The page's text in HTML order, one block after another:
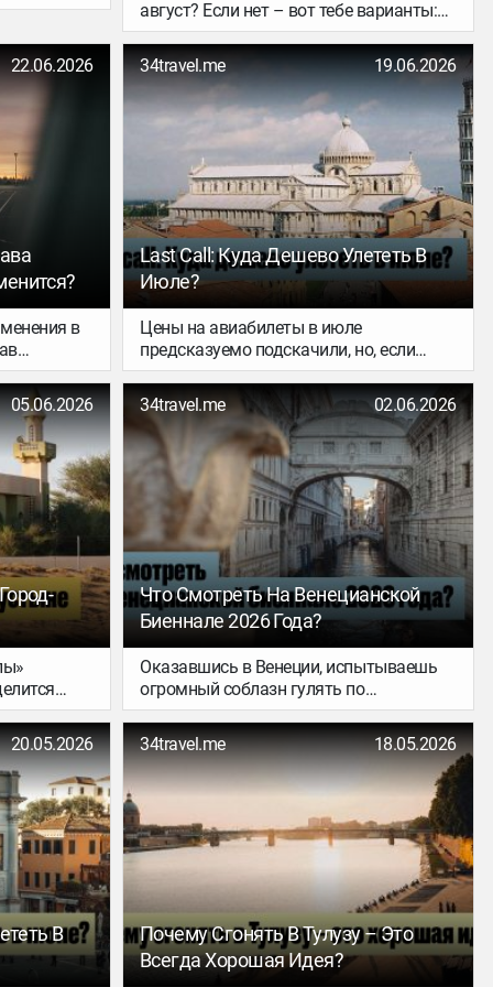
август? Если нет – вот тебе варианты:
на пару дней и пару недель, в тепло и
прохладу, из Польши, Литвы и
Германии. Выбирай – и букай квитки,
пока не подорожали!
22.06.2026
в
будет
Какие еще
и почему
34travel.me 19.06.2026
Last Call: Куда Дешево Улететь В
Июле?
Цены на авиабилеты в июле
предсказуемо подскачили, но, если
хорошенько постараться, дешевые
перелеты все еще можно отыскать.
Сделали для тебя подборку отличных
вариантов бюджетных путешествий из
Польши, Литвы и Германии. Забирай
сейчас – скоро не будет!
05.06.2026
знает –
и
в
что ОАЭ
34travel.me 02.06.2026
Что Смотреть На Венецианской
Биеннале 2026 Года?
Оказавшись в Венеции, испытываешь
огромный соблазн гулять по
бесчисленным мостам, рассекать по
каналам на вапоретто, пробовать
мороженое, залипать на маски в
витринах и теряться в незнакомых
улочках. Но сегодня мы тут по другому
поводу: арт-менеджерка Ксения
Тырсикова проведет нас по Венеции,
Биеннале!
20.05.2026
В
34travel.me 18.05.2026
Почему Сгонять В Тулузу – Это
Всегда Хорошая Идея?